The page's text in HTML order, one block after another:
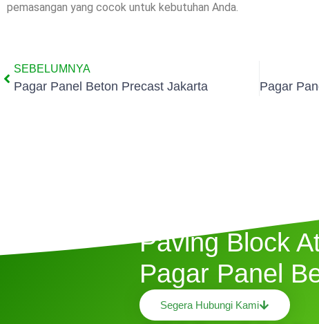
pemasangan yang cocok untuk kebutuhan Anda.
SEBELUMNYA
Pagar Panel Beton Precast Jakarta
Butuh Jasa
Paving Block
Pagar Panel
Segera Hubungi Kami